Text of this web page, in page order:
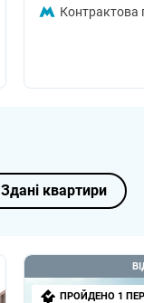
Контрактова
Здані квартири
ПРОЙДЕНО 1